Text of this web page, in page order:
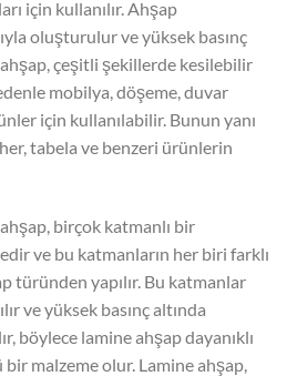
için kullanılır. Ahşap
oluşturulur ve yüksek basınç
ahşap, çeşitli şekillerde kesilebilir
mobilya, döşeme, duvar
için kullanılabilir. Bunun yanı
tabela ve benzeri ürünlerin
birçok katmanlı bir
ve bu katmanların her biri farklı
türünden yapılır. Bu katmanlar
ve yüksek basınç altında
böylece lamine ahşap dayanıklı
bir malzeme olur. Lamine ahşap,